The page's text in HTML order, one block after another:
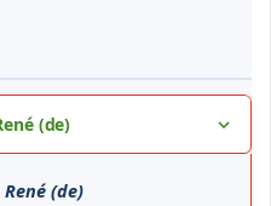
(de)
(de)